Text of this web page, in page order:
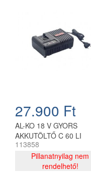
27.900 Ft
AL-KO 18 V GYORS
AKKUTÖLTŐ C 60 LI
KIFUTÓ TERMÉK
113858
Pillanatnyilag nem
rendelhető!